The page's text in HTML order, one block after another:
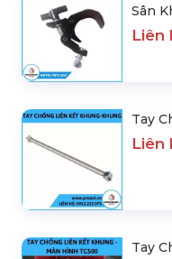
Sân
Liên
Tay
Liên
Tay